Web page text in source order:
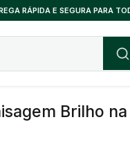
RÁPIDA E SEGURA PARA
Brilho